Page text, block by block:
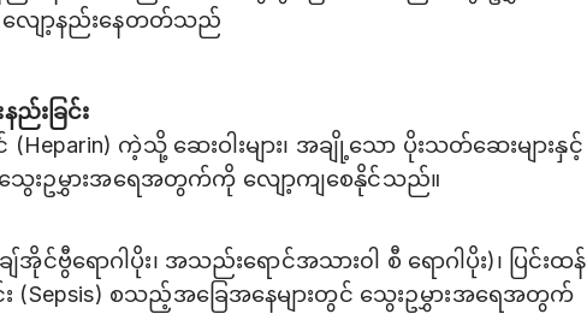
လျော့နည်းနေတတ်သည်
ည်းခြင်း
ကဲ့သို့ ဆေးဝါးများ၊ အချို့သော ပိုးသတ်ဆေးများနှင့်
ေးဥမွှားအရေအတွက်ကို လျော့ကျစေနိုင်သည်။
ျ်အိုင်ဗွီရောဂါပိုး၊ အသည်းရောင်အသား၀ါ စီ ရောဂါပိုး)၊ ပြင်းထန်
(Sepsis) စသည့်အခြေအနေများတွင် သွေးဥမွှားအရေအတွက်